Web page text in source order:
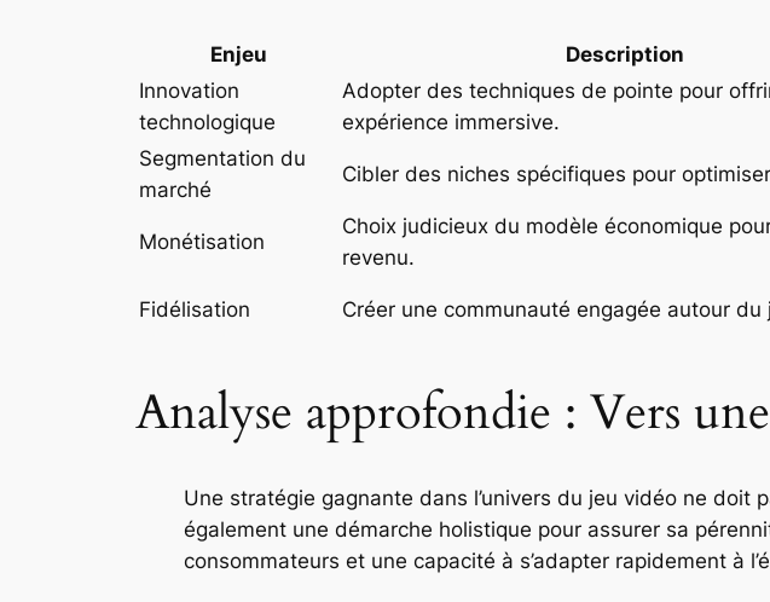
Enjeu Description
Innovation
technologique
Adopter des techniques de pointe pour
expérience immersive.
Segmentation du
marché
Cibler des niches spécifiques pour optimiser
Monétisation
Choix judicieux du modèle économique
revenu.
Fidélisation Créer une communauté engagée autour du
Analyse approfondie : Vers
Une stratégie gagnante dans l’univers du jeu vidéo ne doit
également une démarche holistique pour assurer sa
consommateurs et une capacité à s’adapter rapidement à